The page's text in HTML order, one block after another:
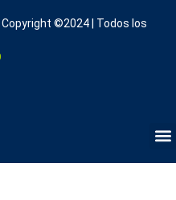
©2024 | Todos los